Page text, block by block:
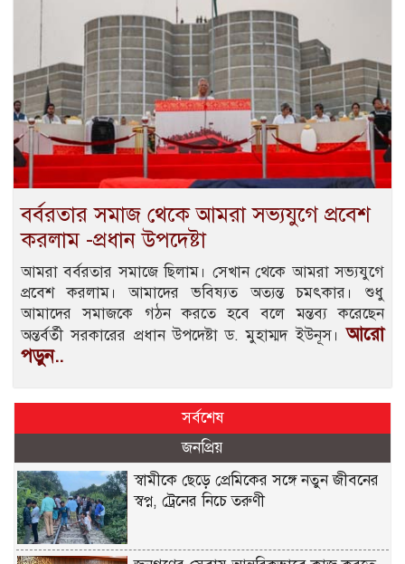
বর্বরতার সমাজ থেকে আমরা সভ্যযুগে প্রবেশ
করলাম -প্রধান উপদেষ্টা
আমরা বর্বরতার সমাজে ছিলাম। সেখান থেকে আমরা সভ্যযুগে
প্রবেশ করলাম। আমাদের ভবিষ্যত অত্যন্ত চমৎকার। শুধু
আমাদের সমাজকে গঠন করতে হবে বলে মন্তব্য করেছেন
অন্তর্বর্তী সরকারের প্রধান উপদেষ্টা ড. মুহাম্মদ ইউনূস।আরো
পড়ুন..
সর্বশেষ
জনপ্রিয়
স্বামীকে ছেড়ে প্রেমিকের সঙ্গে নতুন জীবনের
স্বপ্ন, ট্রেনের নিচে তরুণী